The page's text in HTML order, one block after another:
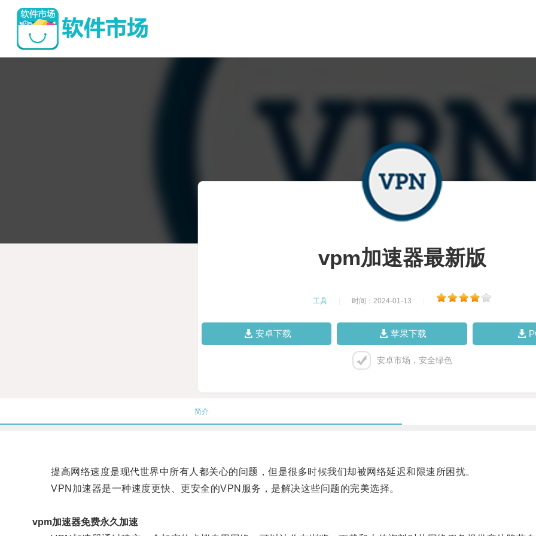
vpm加速器最新版
工具 时间：2024-01-13
安卓下载 苹果下载
安卓市场，安全绿色
简介
提高网络速度是现代世界中所有人都关心的问题，但是很多时候我们却被网络延迟和限速所困扰。
VPN加速器是一种速度更快、更安全的VPN服务，是解决这些问题的完美选择。
vpm加速器免费永久加速